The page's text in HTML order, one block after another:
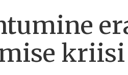
kriisi